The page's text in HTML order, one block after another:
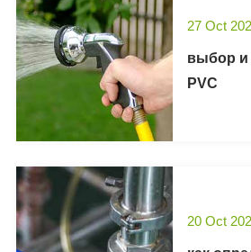
27 Oct
выбор и
PVC
20 Oct